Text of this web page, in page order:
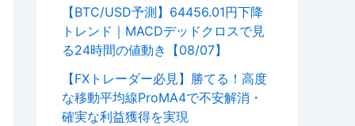
【BTC/USD予測】64456.01円下降
トレンド｜MACDデッドクロスで見
る24時間の値動き【08/07】
【FXトレーダー必見】勝てる！高度
な移動平均線ProMA4で不安解消・
確実な利益獲得を実現